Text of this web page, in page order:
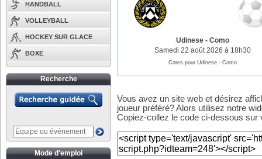
HANDBALL
VOLLEYBALL
HOCKEY SUR GLACE
BOXE
Recherche
Mode d'emploi
Udinese- Como
Samedi 22 août 2026 à 18h30
Cotes pour Udinese - Como
Vous avez un site web et désirez
joueur préféré? Alors utilisez notre
Copiez-collez le code ci-dessous